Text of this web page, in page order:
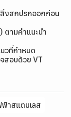
สิ่งสกปรกออกก่อน
ตามคำแนะนำ
วที่กำหนด
สอบด้วย VT
ฟ้าสแตนเลส